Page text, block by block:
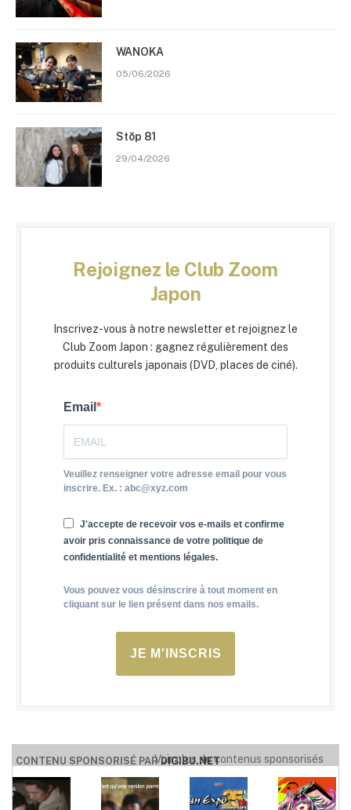
WANOKA
05/06/2026
Stōp 81
29/04/2026
Rejoignez le Club Zoom
Japon
Inscrivez-vous à notre newsletter et rejoignez le
Club Zoom Japon : gagnez régulièrement des
produits culturels japonais (DVD, places de ciné).
Email
Veuillez renseigner votre adresse email pour vous
inscrire. Ex. : abc@xyz.com
J'accepte de recevoir vos e-mails et confirme
avoir pris connaissance de votre politique de
confidentialité et mentions légales.
Vous pouvez vous désinscrire à tout moment en
cliquant sur le lien présent dans nos emails.
JE M'INSCRIS
CONTENU SPONSORISÉ PARDIGIBU.NET
Voir plus de contenus sponsorisés